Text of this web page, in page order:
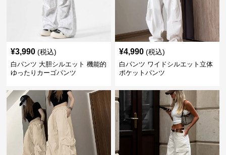
¥3,990 (税込)
白パンツ 大胆シルエット 機能的
ゆったりカーゴパンツ
¥4,990 (税込)
白パンツ ワイドシルエット立体
ポケットパンツ